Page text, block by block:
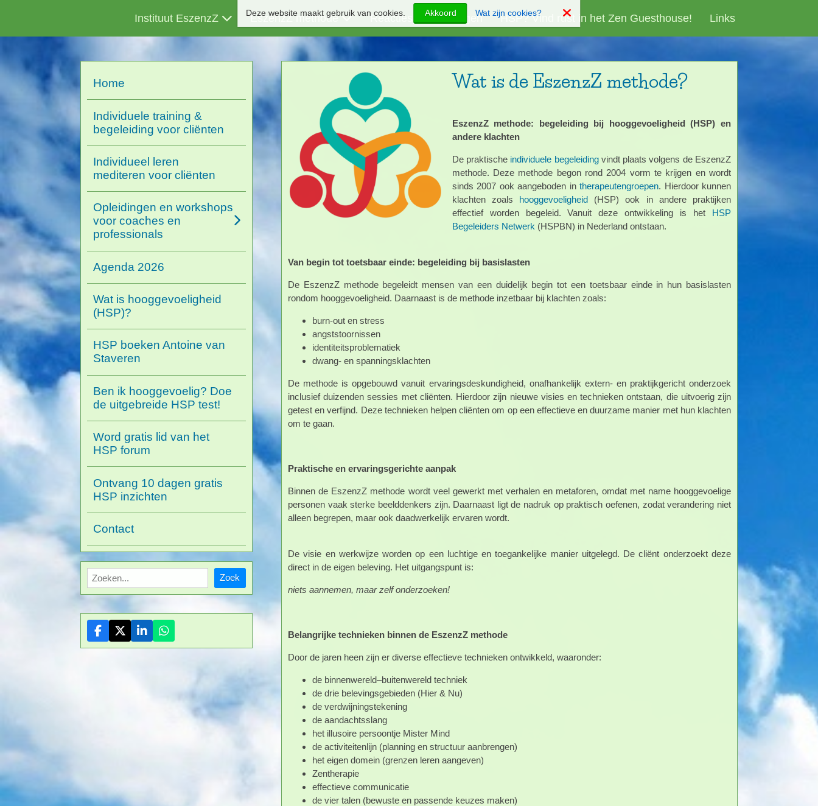
Instituut EszenzZ EszenzZ methode Reacties en ervaringen HSP? Vind rust in het Zen Guesthouse! Links
Wat is de EszenzZ methode?
EszenzZ methode: begeleiding bij hooggevoeligheid (HSP) en
andere klachten
De praktische individuele begeleidingvindt plaats volgens de EszenzZ
methode. Deze methode begon rond 2004 vorm te krijgen en wordt
sinds 2007 ook aangeboden intherapeutengroepen. Hierdoor kunnen
klachten zoals hooggevoeligheid (HSP) ook in andere praktijken
effectief worden begeleid. Vanuit deze ontwikkeling is het HSP
Begeleiders Netwerk (HSPBN) in Nederland ontstaan.
Van begin tot toetsbaar einde: begeleiding bij basislasten
De EszenzZ methode begeleidt mensen van een duidelijk begin tot een toetsbaar einde in hun basislasten
rondom hooggevoeligheid. Daarnaast is de methode inzetbaar bij klachten zoals:
burn-out en stress
angststoornissen
identiteitsproblematiek
dwang- en spanningsklachten
De methode is opgebouwd vanuit ervaringsdeskundigheid, onafhankelijk extern- en praktijkgericht onderzoek
inclusief duizenden sessies met cliënten. Hierdoor zijn nieuwe visies en technieken ontstaan, die uitvoerig zijn
getest en verfijnd. Deze technieken helpen cliënten om op een effectieve en duurzame manier met hun klachten
om te gaan.
Praktische en ervaringsgerichte aanpak
Binnen de EszenzZ methode wordt veel gewerkt met verhalen en metaforen, omdat met name hooggevoelige
personen vaak sterke beelddenkers zijn. Daarnaast ligt de nadruk op praktisch oefenen, zodat verandering niet
alleen begrepen, maar ook daadwerkelijk ervaren wordt.
De visie en werkwijze worden op een luchtige en toegankelijke manier uitgelegd. De cliënt onderzoekt deze
direct in de eigen beleving. Het uitgangspunt is:
niets aannemen, maar zelf onderzoeken!
Belangrijke technieken binnen de EszenzZ methode
Door de jaren heen zijn er diverse effectieve technieken ontwikkeld, waaronder:
de binnenwereld–buitenwereld techniek
de drie belevingsgebieden (Hier & Nu)
de verdwijningstekening
de aandachtsslang
het illusoire persoontje Mister Mind
de activiteitenlijn (planning en structuur aanbrengen)
het eigen domein (grenzen leren aangeven)
Zentherapie
effectieve communicatie
de vier talen (bewuste en passende keuzes maken)
Home
Individuele training &
begeleiding voor cliënten
Individueel leren
mediteren voor cliënten
Opleidingen en workshops
voor coaches en
professionals
Agenda 2026
Wat is hooggevoeligheid
(HSP)?
HSP boeken Antoine van
Staveren
Ben ik hooggevoelig? Doe
de uitgebreide HSP test!
Word gratis lid van het
HSP forum
Ontvang 10 dagen gratis
HSP inzichten
Contact
Deze website maakt gebruik van cookies. Akkoord Wat zijn cookies?